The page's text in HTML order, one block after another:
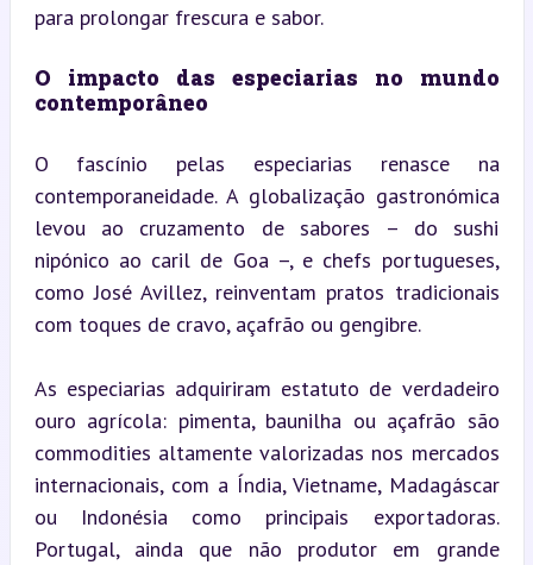
para prolongar frescura e sabor.
O impacto das especiarias no mundo
contemporâneo
O fascínio pelas especiarias renasce na
contemporaneidade. A globalização gastronómica
levou ao cruzamento de sabores – do sushi
nipónico ao caril de Goa –, e chefs portugueses,
como José Avillez, reinventam pratos tradicionais
com toques de cravo, açafrão ou gengibre.
As especiarias adquiriram estatuto de verdadeiro
ouro agrícola: pimenta, baunilha ou açafrão são
commodities altamente valorizadas nos mercados
internacionais, com a Índia, Vietname, Madagáscar
ou Indonésia como principais exportadoras.
Portugal, ainda que não produtor em grande